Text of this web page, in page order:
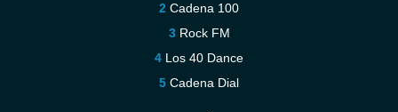
Cadena 100
Rock FM
Los 40 Dance
Cadena Dial